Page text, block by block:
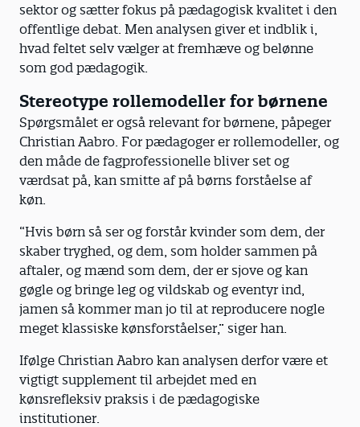
sektor og sætter fokus på pædagogisk kvalitet i den
offentlige debat. Men analysen giver et indblik i,
hvad feltet selv vælger at fremhæve og belønne
som god pædagogik.
Stereotype rollemodeller for børnene
Spørgsmålet er også relevant for børnene, påpeger
Christian Aabro. For pædagoger er rollemodeller, og
den måde de fagprofessionelle bliver set og
værdsat på, kan smitte af på børns forståelse af
køn.
“Hvis børn så ser og forstår kvinder som dem, der
skaber tryghed, og dem, som holder sammen på
aftaler, og mænd som dem, der er sjove og kan
gøgle og bringe leg og vildskab og eventyr ind,
jamen så kommer man jo til at reproducere nogle
meget klassiske kønsforståelser,” siger han.
Ifølge Christian Aabro kan analysen derfor være et
vigtigt supplement til arbejdet med en
kønsrefleksiv praksis i de pædagogiske
institutioner.